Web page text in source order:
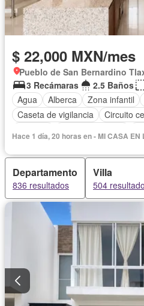
$ 22,000 MXN/mes
3 Recámaras
2.5 Baños
Agua
Alberca Zona infantil
Caseta de vigilancia
Circuito
Cuarto
Estacionamiento
Gas natural
Recámara con closet
Azotea
Seguridad
Televisión por cable
Vista panorámica
Wifi
Sin amueblar
Hace 1 día, 20 horas en - MI CASA EN
Departamento
836 resultados
Villa
504